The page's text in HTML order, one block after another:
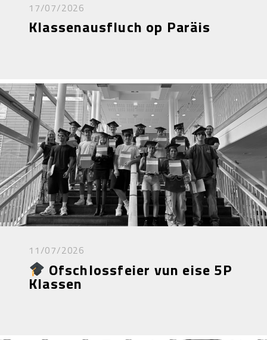
17/07/2026
Klassenausfluch op Paräis
11/07/2026
Ofschlossfeier vun eise 5P
Klassen